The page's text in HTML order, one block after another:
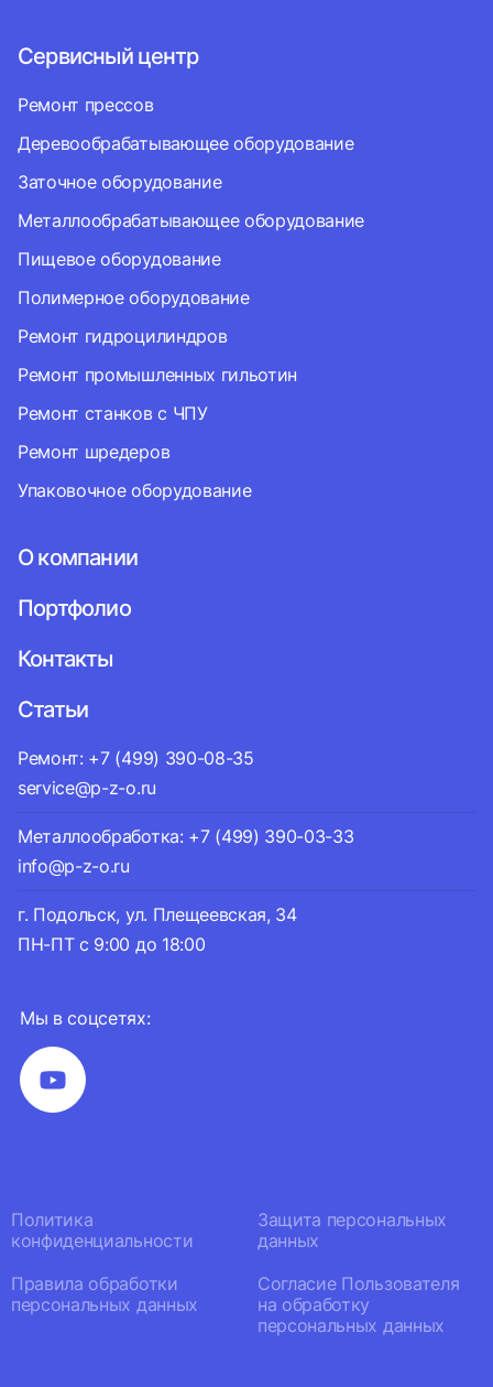
Мы в соцсетях:
Сервисный центр
Ремонт прессов
Деревообрабатывающее оборудование
Заточное оборудование
Металлообрабатывающее оборудование
Пищевое оборудование
Полимерное оборудование
Ремонт гидроцилиндров
Ремонт промышленных гильотин
Ремонт станков с ЧПУ
Ремонт шредеров
Упаковочное оборудование
О компании
Портфолио
Контакты
Статьи
Ремонт: +7 (499) 390-08-35
service@p-z-o.ru
Металлообработка: +7 (499) 390-03-33
info@p-z-o.ru
г. Подольск, ул. Плещеевская, 34
ПН-ПТ с 9:00 до 18:00
Политика
конфиденциальности
Защита персональных
данных
Правила обработки
персональных данных
Согласие Пользователя
на обработку
персональных данных